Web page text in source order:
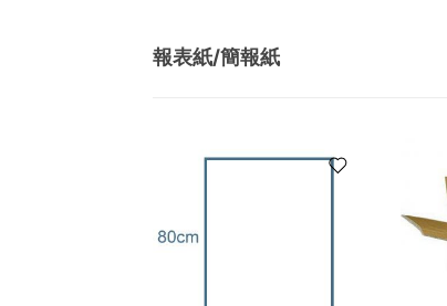
報表紙/簡報紙